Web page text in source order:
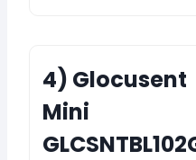
4) Glocusent
Mini